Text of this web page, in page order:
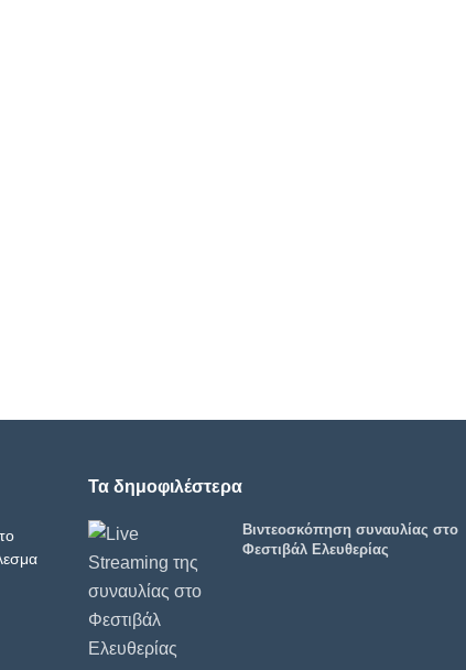
Τα δημοφιλέστερα
Βιντεοσκόπηση συναυλίας στο
Φεστιβάλ Ελευθερίας